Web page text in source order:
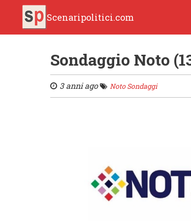
Scenaripolitici.com
Sondaggio Noto
3 anni ago Noto Sondaggi